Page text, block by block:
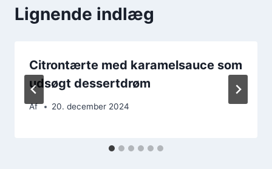
Lignende indlæg
Citrontærte med karamelsauce som
udsøgt dessertdrøm
Af 20. december 2024